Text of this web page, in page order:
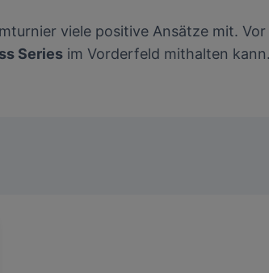
viele positive Ansätze mit.
Series im Vorderfeld mithalten kann.